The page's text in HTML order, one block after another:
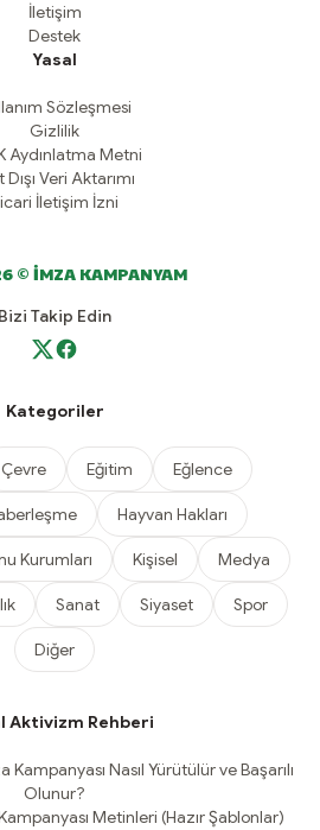
İletişim
Destek
Yasal
Sözleşmesi
Gizlilik
Aydınlatma Metni
Dışı Veri Aktarımı
İletişim İzni
© İMZA KAMPANYAM
Bizi Takip Edin
Kategoriler
Çevre Eğitim Eğlence
Hayvan Hakları
Kurumları Kişisel Medya
Sanat Siyaset Spor
Diğer
Aktivizm Rehberi
Nasıl Yürütülür ve Başarılı
Olunur?
Metinleri (Hazır Şablonlar)